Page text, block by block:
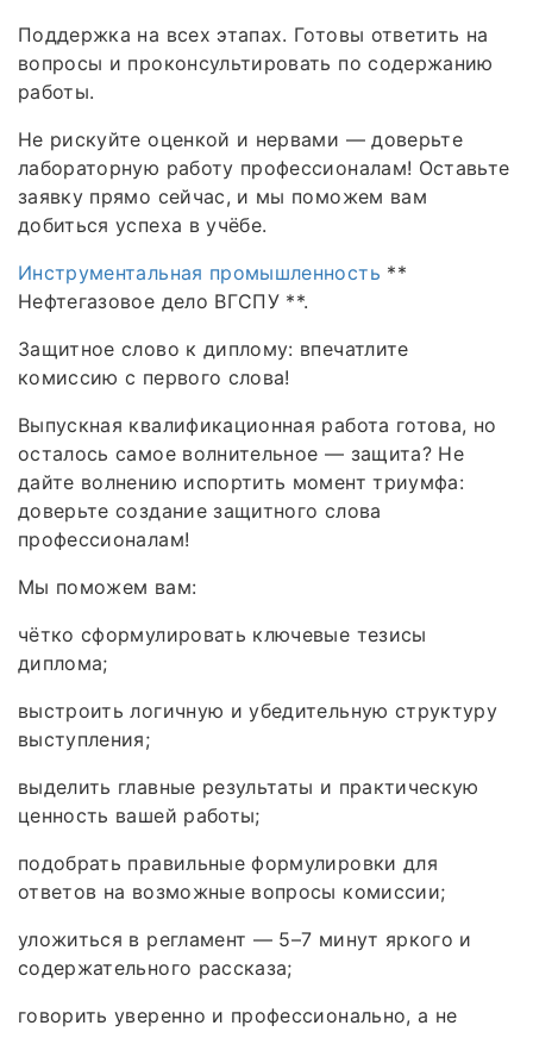
Поддержка на всех этапах. Готовы ответить на
вопросы и проконсультировать по содержанию
работы.
Не рискуйте оценкой и нервами — доверьте
лабораторную работу профессионалам! Оставьте
заявку прямо сейчас, и мы поможем вам
добиться успеха в учёбе.
Инструментальная промышленность **
Нефтегазовое дело ВГСПУ **.
Защитное слово к диплому: впечатлите
комиссию с первого слова!
Выпускная квалификационная работа готова, но
осталось самое волнительное — защита? Не
дайте волнению испортить момент триумфа:
доверьте создание защитного слова
профессионалам!
Мы поможем вам:
чётко сформулировать ключевые тезисы
диплома;
выстроить логичную и убедительную структуру
выступления;
выделить главные результаты и практическую
ценность вашей работы;
подобрать правильные формулировки для
ответов на возможные вопросы комиссии;
уложиться в регламент — 5–7 минут яркого и
содержательного рассказа;
говорить уверенно и профессионально, а не